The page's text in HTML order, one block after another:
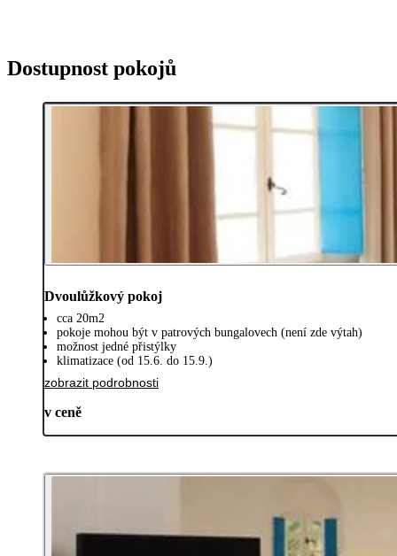
Dostupnost pokojů
Dvoulůžkový pokoj
cca 20m2
pokoje mohou být v patrových bungalovech (není zde výtah)
možnost jedné přistýlky
klimatizace (od 15.6. do 15.9.)
zobrazit podrobnosti
v ceně